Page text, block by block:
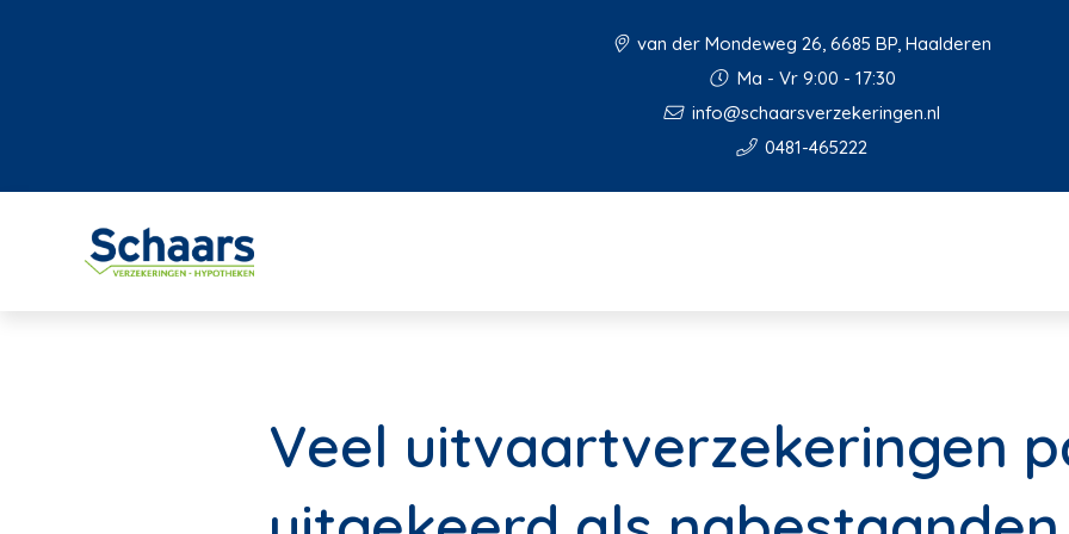
van der Mondeweg 26, 6685 BP, Haalderen
Ma - Vr 9:00 - 17:30
info@schaarsverzekeringen.nl
0481-465222
Veel uitvaartverzekeringen